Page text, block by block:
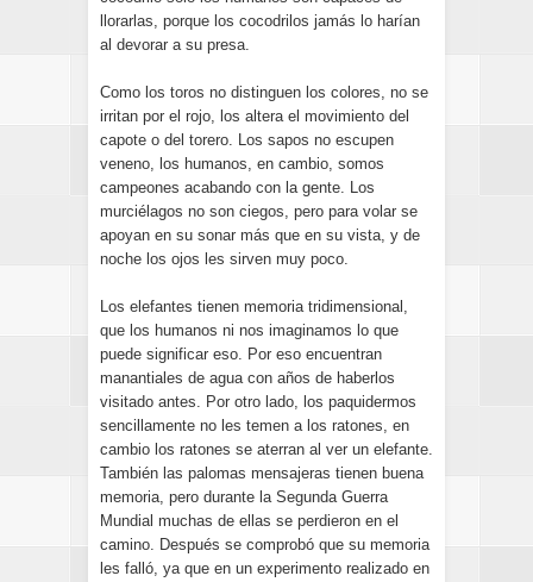
llorarlas, porque los cocodrilos jamás lo harían
al devorar a su presa.
Como los toros no distinguen los colores, no se
irritan por el rojo, los altera el movimiento del
capote o del torero. Los sapos no escupen
veneno, los humanos, en cambio, somos
campeones acabando con la gente. Los
murciélagos no son ciegos, pero para volar se
apoyan en su sonar más que en su vista, y de
noche los ojos les sirven muy poco.
Los elefantes tienen memoria tridimensional,
que los humanos ni nos imaginamos lo que
puede significar eso. Por eso encuentran
manantiales de agua con años de haberlos
visitado antes. Por otro lado, los paquidermos
sencillamente no les temen a los ratones, en
cambio los ratones se aterran al ver un elefante.
También las palomas mensajeras tienen buena
memoria, pero durante la Segunda Guerra
Mundial muchas de ellas se perdieron en el
camino. Después se comprobó que su memoria
les falló, ya que en un experimento realizado en